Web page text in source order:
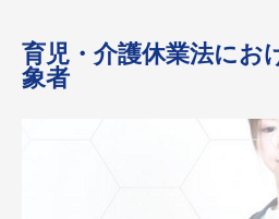
育児・介護休業法にお
象者